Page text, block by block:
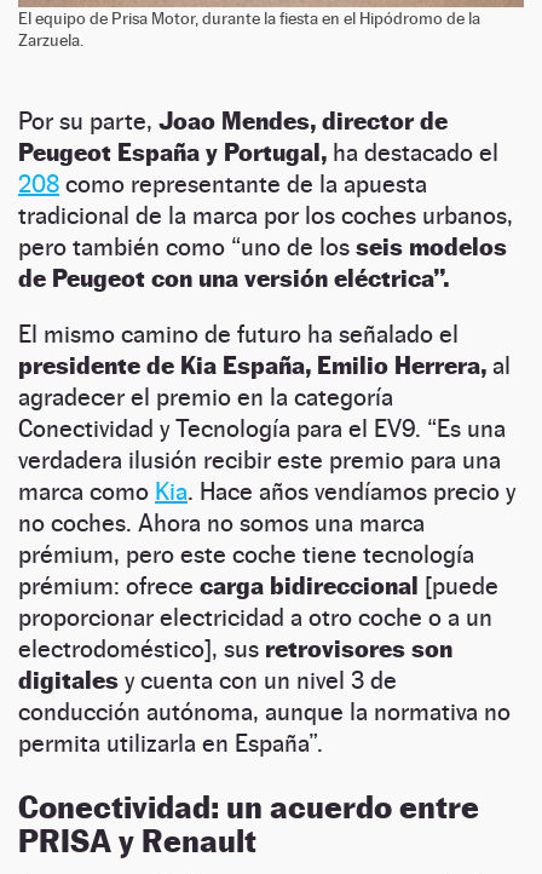
El equipo de Prisa Motor, durante la fiesta en el Hipódromo de la
Zarzuela.
Por su parte, Joao Mendes, director de
Peugeot España y Portugal, ha destacado el
208 como representante de la apuesta
tradicional de la marca por los coches urbanos,
pero también como “uno de los seis modelos
de Peugeot con una versión eléctrica”.
El mismo camino de futuro ha señalado el
presidente de Kia España, Emilio Herrera, al
agradecer el premio en la categoría
Conectividad y Tecnología para el EV9. “Es una
verdadera ilusión recibir este premio para una
marca como Kia. Hace años vendíamos precio y
no coches. Ahora no somos una marca
prémium, pero este coche tiene tecnología
prémium: ofrece carga bidireccional [puede
proporcionar electricidad a otro coche o a un
electrodoméstico], sus retrovisores son
digitales y cuenta con un nivel 3 de
conducción autónoma, aunque la normativa no
permita utilizarla en España”.
Conectividad: un acuerdo entre
PRISA y Renault